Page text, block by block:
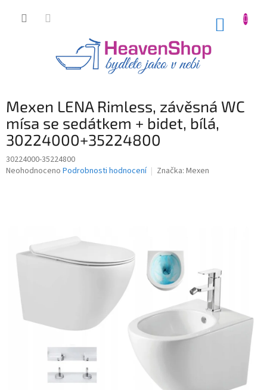
Mexen LENA Rimless, závěsná WC
mísa se sedátkem + bidet, bílá,
30224000+35224800
30224000-35224800
Průměrné
hvězdiček.
Neohodnoceno Podrobnosti hodnocení Značka: Mexen